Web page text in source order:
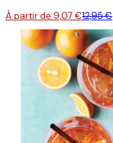
À partir de 9,07 €12,95 €